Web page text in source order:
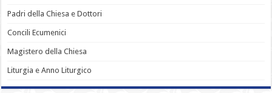
Padri della Chiesa e Dottori
Concili Ecumenici
Magistero della Chiesa
Liturgia e Anno Liturgico